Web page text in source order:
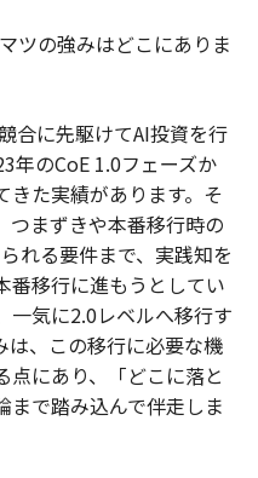
ツの強みはどこにありま
合に先駆けてAI投資を行
年のCoE 1.0フェーズか
きた実績があります。そ
つまずきや本番移行時の
れる要件まで、実践知を
番移行に進もうとしてい
一気に2.0レベルへ移行す
は、この移行に必要な機
にあり、「どこに落と
まで踏み込んで伴走しま